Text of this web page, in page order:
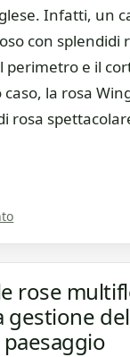
Infatti, un
con splendidi
perimetro e il
la rosa
rosa
rose
gestione